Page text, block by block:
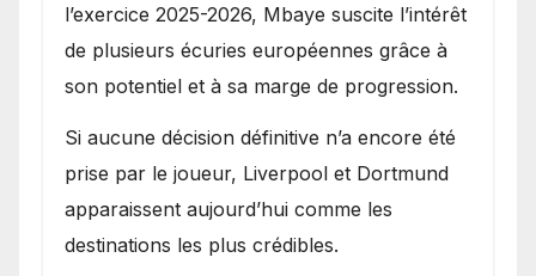
l’exercice 2025-2026, Mbaye suscite l’intérêt
de plusieurs écuries européennes grâce à
son potentiel et à sa marge de progression.
Si aucune décision définitive n’a encore été
prise par le joueur, Liverpool et Dortmund
apparaissent aujourd’hui comme les
destinations les plus crédibles.